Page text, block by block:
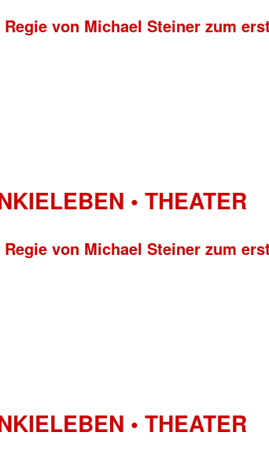
von Michael Steiner zum
• THEATER
von Michael Steiner zum
• THEATER